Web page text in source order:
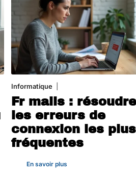
Informatique
Fr mails : résoudre
les erreurs de
connexion les plus
fréquentes
En savoir plus